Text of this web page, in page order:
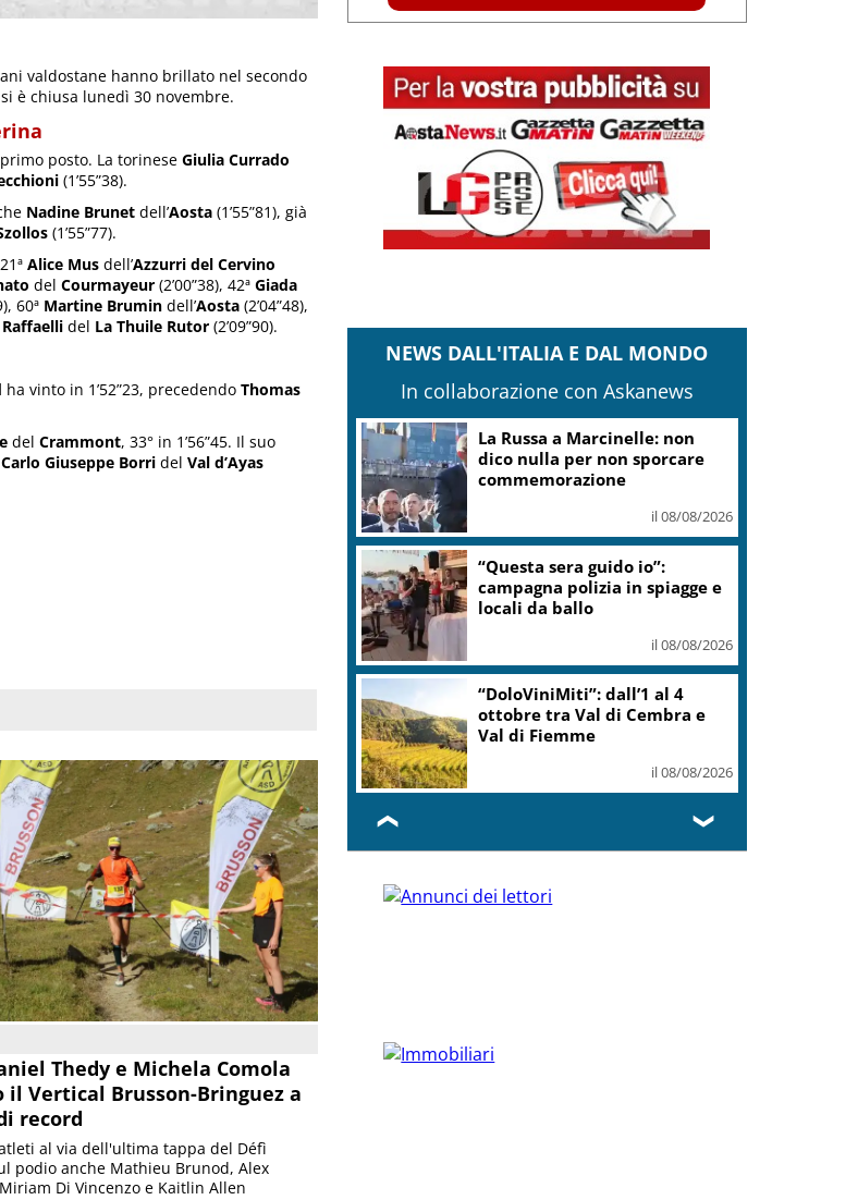
valdostane hanno brillato nel secondo
è chiusa lunedì 30 novembre.
posto. La torinese Giulia Currado
(1’55”38).
Nadine Brunet dell’Aosta (1’55”81), già
(1’55”77).
Alice Mus dell’Azzurri del Cervino
del Courmayeur (2’00”38), 42ª Giada
60ª Martine Brumin dell’Aosta (2’04”48),
del La Thuile Rutor (2’09”90).
ha vinto in 1’52”23, precedendo Thomas
del Crammont, 33° in 1’56”45. Il suo
Carlo Giuseppe Borri del Val d’Ayas
Thedy e Michela Comola
il Vertical Brusson-Bringuez a
record
al via dell'ultima tappa del Défì
podio anche Mathieu Brunod, Alex
Di Vincenzo e Kaitlin Allen
NEWS DALL'ITALIA E DAL MONDO
In collaborazione con Askanews
La Russa a Marcinelle: non
dico nulla per non sporcare
commemorazione
il 08/08/2026
“Questa sera guido io”:
campagna polizia in spiagge e
locali da ballo
il 08/08/2026
“DoloViniMiti”: dall’1 al 4
ottobre tra Val di Cembra e
Val di Fiemme
il 08/08/2026
❮ ❯